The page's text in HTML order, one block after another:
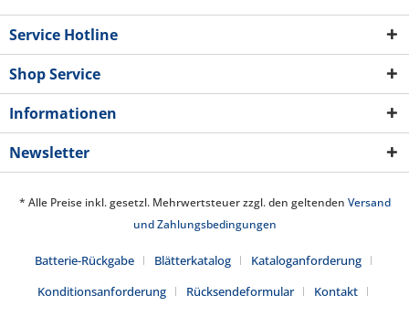
Service Hotline
Shop Service
Informationen
Newsletter
* Alle Preise inkl. gesetzl. Mehrwertsteuer zzgl. den geltenden Versand
und Zahlungsbedingungen
Batterie-Rückgabe Blätterkatalog
Kataloganforderung
Konditionsanforderung
Rücksendeformular
Kontakt